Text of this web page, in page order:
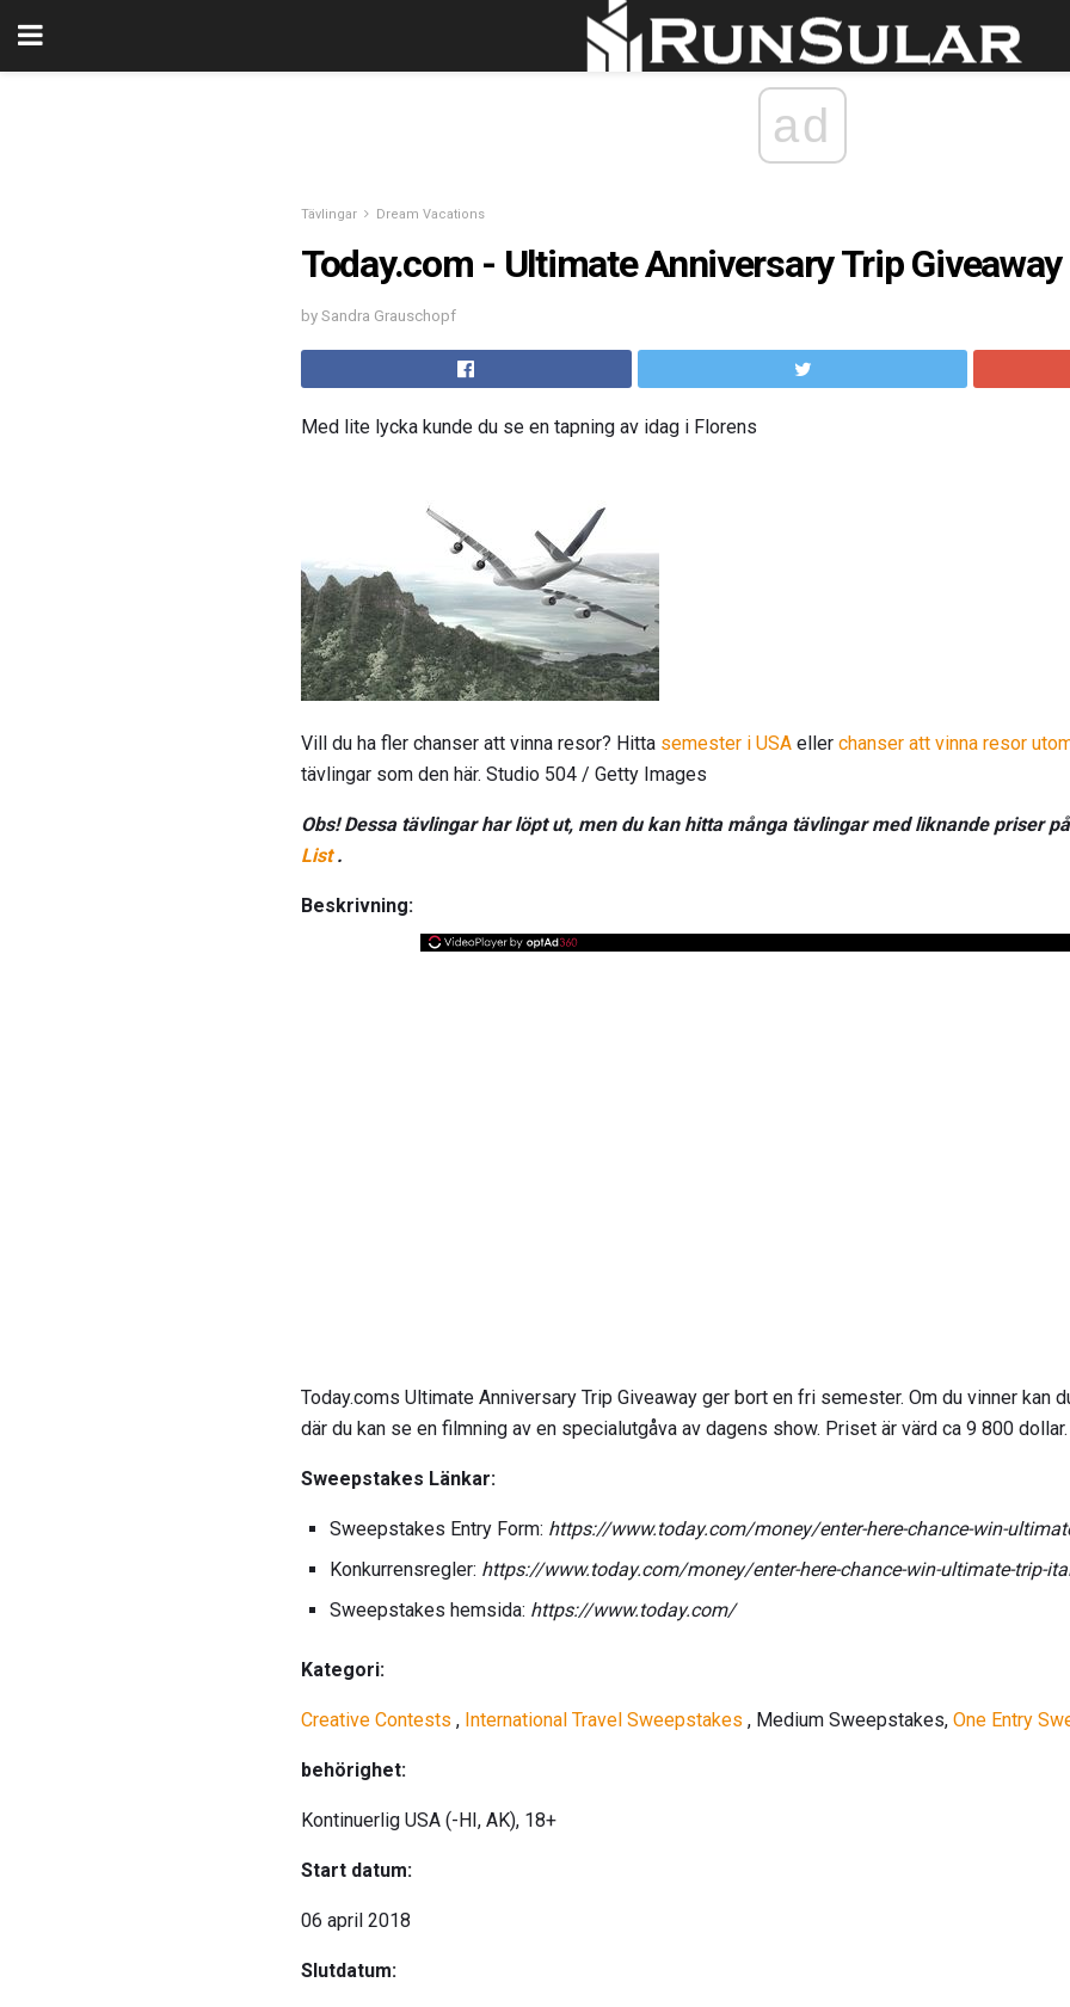
ad
Tävlingar Dream Vacations
Today.com - Ultimate Anniversary Trip
by Sandra Grauschopf
Med lite lycka kunde du se en tapning av idag i Florens
Vill du ha fler chanser att vinna resor? Hitta semester i USA eller chanser att vinna resor
tävlingar som den här. Studio 504 / Getty Images
Obs! Dessa tävlingar har löpt ut, men du kan hitta många tävlingar med liknande priser på
List.
Beskrivning:
Today.coms Ultimate Anniversary Trip Giveaway ger bort en fri semester. Om du vinner kan
där du kan se en filmning av en specialutgåva av dagens show. Priset är värd ca 9 800
Sweepstakes Länkar:
Sweepstakes Entry Form: https://www.today.com/money/enter-here-chance-win-
Konkurrensregler: https://www.today.com/money/enter-here-chance-win-ultimate-trip-
Sweepstakes hemsida: https://www.today.com/
Kategori:
Creative Contests , International Travel Sweepstakes , Medium Sweepstakes, One Entry
behörighet:
Kontinuerlig USA (-HI, AK), 18+
Start datum:
06 april 2018
Slutdatum: